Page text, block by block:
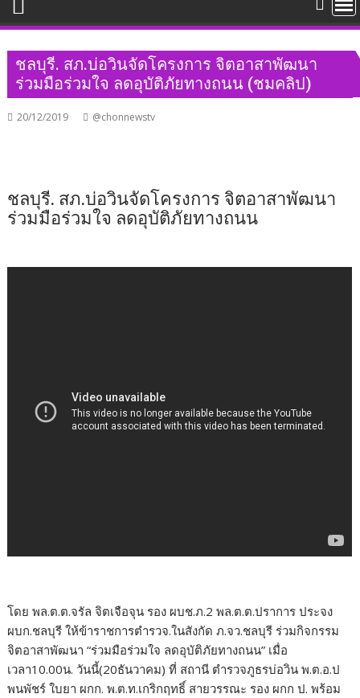
ชลบุรี. สภ.บ่อวินจัดโครงการ จิตอาสาพัฒนา
ร่วมมือร่วมใจ ลดอุบัติภัยทางถนน (ชมคลิป)
20/12/2019 @chonnewstv
ชลบุรี. สภ.บ่อวินจัดโครงการ จิตอาสาพัฒนา
ร่วมมือร่วมใจ ลดอุบัติภัยทางถนน
โดย พล.ต.ต.จรัล จิตเจือจุน รอง ผบช.ภ.2 พล.ต.ต.ปราการ ประจง
ผบก.ชลบุรี ให้ข้าราชการตำรวจ.ในสังกัด ภ.จว.ชลบุรี ร่วมกิจกรรม
จิตอาสาพัฒนา “ร่วมมือร่วมใจ ลดอุบัติภัยทางถนน” เมื่อ
เวลา10.00น. วันนี้(20ธันวาคม) ที่ สถานี ตำรวจภูธรบ่อวิน พ.ต.อ.ป
พนพัชร์ ใบยา ผกก. พ.ต.ท.เกริกฤทธิ์ สายวรรณะ รอง ผกก ป. พร้อม